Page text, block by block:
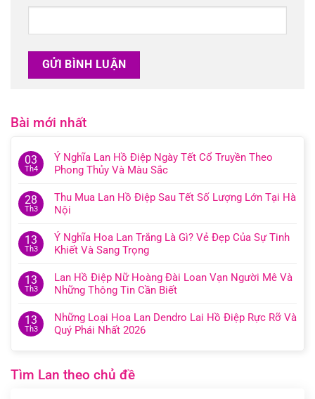
Bài mới nhất
03
Th4
Ý Nghĩa Lan Hồ Điệp Ngày Tết Cổ Truyền Theo
Phong Thủy Và Màu Sắc
28
Th3
Thu Mua Lan Hồ Điệp Sau Tết Số Lượng Lớn Tại Hà
Nội
13
Th3
Ý Nghĩa Hoa Lan Trắng Là Gì? Vẻ Đẹp Của Sự Tinh
Khiết Và Sang Trọng
13
Th3
Lan Hồ Điệp Nữ Hoàng Đài Loan Vạn Người Mê Và
Những Thông Tin Cần Biết
13
Th3
Những Loại Hoa Lan Dendro Lai Hồ Điệp Rực Rỡ Và
Quý Phái Nhất 2026
Tìm Lan theo chủ đề